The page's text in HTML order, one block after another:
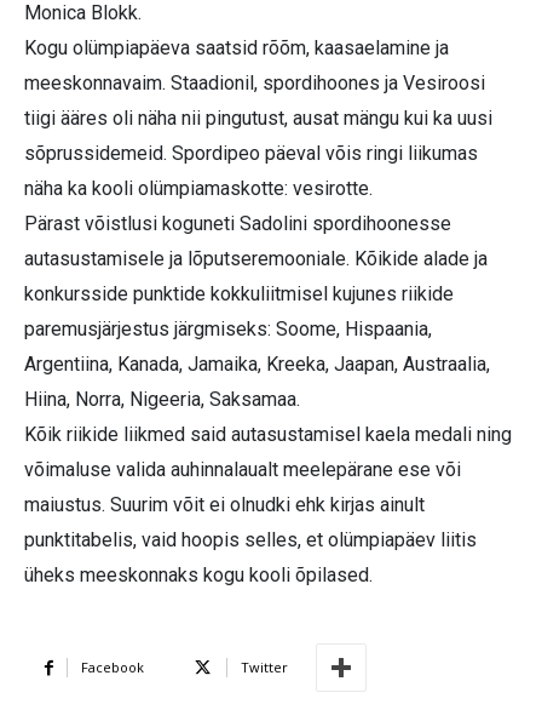
Monica Blokk.
Kogu olümpiapäeva saatsid rõõm, kaasaelamine ja
meeskonnavaim. Staadionil, spordihoones ja Vesiroosi
tiigi ääres oli näha nii pingutust, ausat mängu kui ka uusi
sõprussidemeid. Spordipeo päeval võis ringi liikumas
näha ka kooli olümpiamaskotte: vesirotte.
Pärast võistlusi koguneti Sadolini spordihoonesse
autasustamisele ja lõputseremooniale. Kõikide alade ja
konkursside punktide kokkuliitmisel kujunes riikide
paremusjärjestus järgmiseks: Soome, Hispaania,
Argentiina, Kanada, Jamaika, Kreeka, Jaapan, Austraalia,
Hiina, Norra, Nigeeria, Saksamaa.
Kõik riikide liikmed said autasustamisel kaela medali ning
võimaluse valida auhinnalaualt meelepärane ese või
maiustus. Suurim võit ei olnudki ehk kirjas ainult
punktitabelis, vaid hoopis selles, et olümpiapäev liitis
üheks meeskonnaks kogu kooli õpilased.
Facebook Twitter